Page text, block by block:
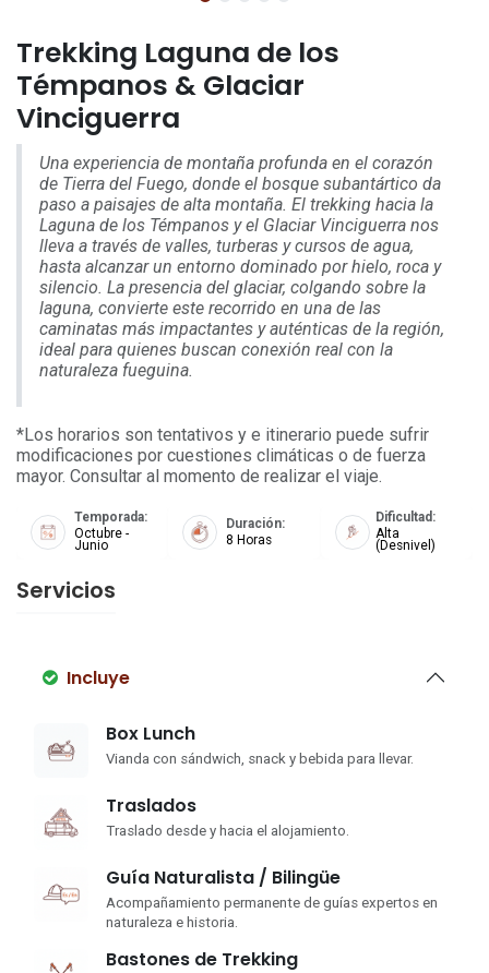
Trekking Laguna de los
Témpanos & Glaciar
Vinciguerra
Una experiencia de montaña profunda en el corazón
de Tierra del Fuego, donde el bosque subantártico da
paso a paisajes de alta montaña. El trekking hacia la
Laguna de los Témpanos y el Glaciar Vinciguerra nos
lleva a través de valles, turberas y cursos de agua,
hasta alcanzar un entorno dominado por hielo, roca y
silencio. La presencia del glaciar, colgando sobre la
laguna, convierte este recorrido en una de las
caminatas más impactantes y auténticas de la región,
ideal para quienes buscan conexión real con la
naturaleza fueguina.
*Los horarios son tentativos y e itinerario puede sufrir
modificaciones por cuestiones climáticas o de fuerza
mayor. Consultar al momento de realizar el viaje.
Temporada:
Octubre -
Junio
Duración:
8 Horas
Dificultad:
Alta
(Desnivel)
Servicios
Incluye
Box Lunch
Vianda con sándwich, snack y bebida para llevar.
Traslados
Traslado desde y hacia el alojamiento.
Guía Naturalista / Bilingüe
Acompañamiento permanente de guías expertos en
naturaleza e historia.
Bastones de Trekking